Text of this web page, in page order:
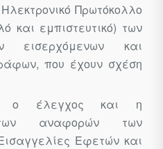
Πρωτόκολλο
και εμπιστευτικό) των
εισερχόμενων και
που έχουν σχέση
ο έλεγχος και η
των αναφορών των
Εφετών και